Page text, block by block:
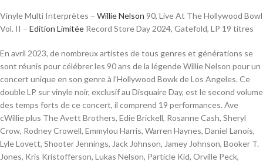
Vinyle Multi Interprètes – Willie Nelson 90, Live At The Hollywood Bowl
Vol. II – Edition Limitée Record Store Day 2024, Gatefold, LP 19 titres
En avril 2023, de nombreux artistes de tous genres et générations se
sont réunis pour célébrer les 90 ans de la légende Willie Nelson pour un
concert unique en son genre à l’Hollywood Bowk de Los Angeles. Ce
double LP sur vinyle noir, exclusif au Disquaire Day, est le second volume
des temps forts de ce concert, il comprend 19 performances. Ave
cWillie plus The Avett Brothers, Edie Brickell, Rosanne Cash, Sheryl
Crow, Rodney Crowell, Emmylou Harris, Warren Haynes, Daniel Lanois,
Lyle Lovett, Shooter Jennings, Jack Johnson, Jamey Johnson, Booker T.
Jones, Kris Kristofferson, Lukas Nelson, Particle Kid, Orville Peck,